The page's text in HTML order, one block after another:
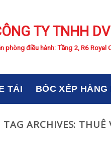
TY TNHH
phòng điều hành: Tầng 2, R6 Royal
TẢI BỐC XẾP HÀNG
TAG ARCHIVES: THUÊ